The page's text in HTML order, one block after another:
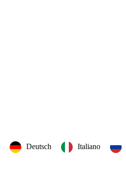
Deutsch Italiano